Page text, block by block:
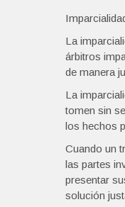
La
árbitros
de manera
La
tomen sin
los hechos
Cuando un
las partes
presentar
solución